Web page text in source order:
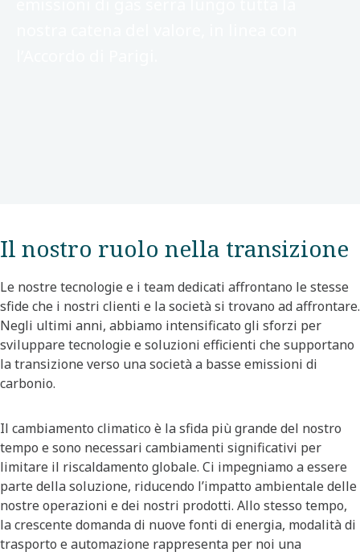
Il nostro ruolo nella transizione
Le nostre tecnologie e i team dedicati affrontano le stesse
sfide che i nostri clienti e la società si trovano ad affrontare.
Negli ultimi anni, abbiamo intensificato gli sforzi per
sviluppare tecnologie e soluzioni efficienti che supportano
la transizione verso una società a basse emissioni di
carbonio.
Il cambiamento climatico è la sfida più grande del nostro
tempo e sono necessari cambiamenti significativi per
limitare il riscaldamento globale. Ci impegniamo a essere
parte della soluzione, riducendo l’impatto ambientale delle
nostre operazioni e dei nostri prodotti. Allo stesso tempo,
la crescente domanda di nuove fonti di energia, modalità di
trasporto e automazione rappresenta per noi una